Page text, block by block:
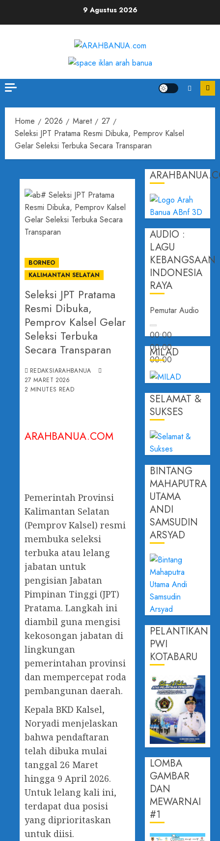
9 Agustus 2026
Home 2026 Maret
27
Seleksi JPT Pratama Resmi Dibuka, Pemprov Kalsel
Gelar Seleksi Terbuka Secara Transparan
BORNEO
KALIMANTAN SELATAN
Seleksi JPT Pratama
Resmi Dibuka,
Pemprov Kalsel Gelar
Seleksi Terbuka
Secara Transparan
REDAKSIARAHBANUA
27 MARET 2026
2 MINUTES READ
ARAHBANUA.COM
Pemerintah Provinsi
Kalimantan Selatan
(Pemprov Kalsel) resmi
membuka seleksi
terbuka atau lelang
jabatan untuk
pengisian Jabatan
Pimpinan Tinggi (JPT)
Pratama. Langkah ini
diambil guna mengisi
kekosongan jabatan di
lingkungan
pemerintahan provinsi
dan mempercepat roda
pembangunan daerah.
Kepala BKD Kalsel,
Noryadi menjelaskan
bahwa pendaftaran
telah dibuka mulai
tanggal 26 Maret
hingga 9 April 2026.
Untuk lelang kali ini,
terdapat dua posisi
yang diprioritaskan
untuk diisi.
AUDIO :
LAGU
KEBANGSAAN
INDONESIA
RAYA
Pemutar Audio
00:00
00:00
00:00
MILAD
SELAMAT &
SUKSES
BINTANG
MAHAPUTRA
UTAMA
ANDI
SAMSUDIN
ARSYAD
PELANTIKAN
PWI
KOTABARU
LOMBA
GAMBAR
DAN
MEWARNAI
#1